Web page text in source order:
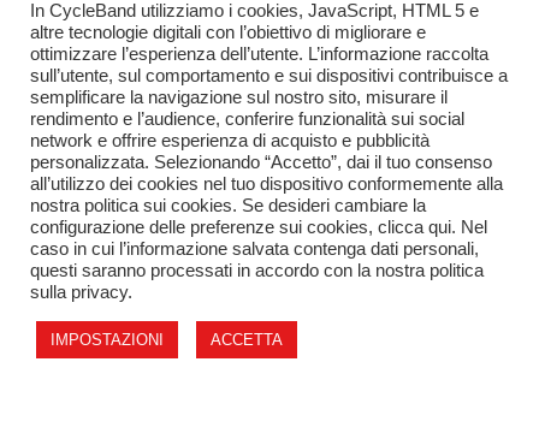
CycleBand
CONTATTI
SCOPRI IL CATALOGO
L'azienda
SU DI NOI
APRI IL TUO NEGOZIO
In CycleBand utilizziamo i cookies, JavaScript, HTML 5 e
altre tecnologie digitali con l’obiettivo di migliorare e
ottimizzare l’esperienza dell’utente. L’informazione raccolta
sull’utente, sul comportamento e sui dispositivi contribuisce a
semplificare la navigazione sul nostro sito, misurare il
rendimento e l’audience, conferire funzionalità sui social
network e offrire esperienza di acquisto e pubblicità
personalizzata. Selezionando “Accetto”, dai il tuo consenso
all’utilizzo dei cookies nel tuo dispositivo conformemente alla
nostra politica sui cookies. Se desideri cambiare la
configurazione delle preferenze sui cookies, clicca qui. Nel
caso in cui l’informazione salvata contenga dati personali,
questi saranno processati in accordo con la nostra politica
sulla privacy.
IMPOSTAZIONI ACCETTA